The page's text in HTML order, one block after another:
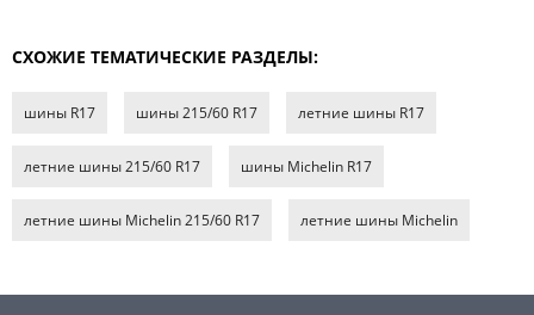
СХОЖИЕ ТЕМАТИЧЕСКИЕ РАЗДЕЛЫ:
шины R17 шины 215/60 R17 летние шины R17
летние шины 215/60 R17 шины Michelin R17
летние шины Michelin 215/60 R17 летние шины Michelin